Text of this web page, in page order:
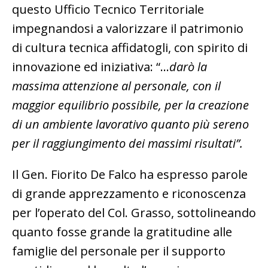
questo Ufficio Tecnico Territoriale
impegnandosi a valorizzare il patrimonio
di cultura tecnica affidatogli, con spirito di
innovazione ed iniziativa: “…darò la
massima attenzione al personale, con il
maggior equilibrio possibile, per la creazione
di un ambiente lavorativo quanto più sereno
per il raggiungimento dei massimi risultati”.
Il Gen. Fiorito De Falco ha espresso parole
di grande apprezzamento e riconoscenza
per l’operato del Col. Grasso, sottolineando
quanto fosse grande la gratitudine alle
famiglie del personale per il supporto